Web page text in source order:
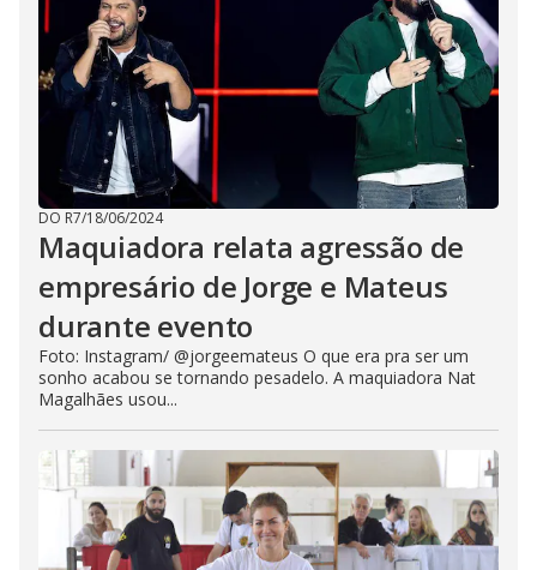
DO R7/18/06/2024
Maquiadora relata agressão de
empresário de Jorge e Mateus
durante evento
Foto: Instagram/ @jorgeemateus O que era pra ser um
sonho acabou se tornando pesadelo. A maquiadora Nat
Magalhães usou...